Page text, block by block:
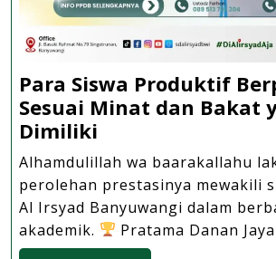
Para Siswa Produktif
Sesuai Minat dan Bakat
Dimiliki
Siswa
Produktif
Berprestasi
Sesuai
Minat
Alhamdulillah wa baarakallahu
perolehan prestasinya mewakili
Al Irsyad Banyuwangi dalam
akademik.
Pratama Danan